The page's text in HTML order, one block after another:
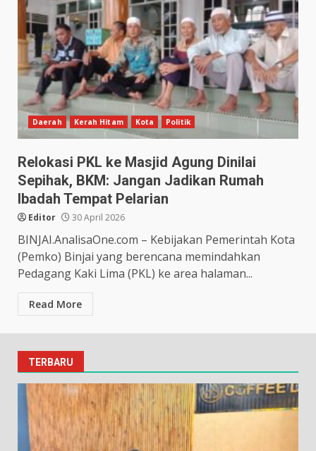
Daerah Kerah Hitam Kota Politik
Relokasi PKL ke Masjid Agung Dinilai
Sepihak, BKM: Jangan Jadikan Rumah
Ibadah Tempat Pelarian
Editor 30 April 2026
BINJAI.AnalisaOne.com – Kebijakan Pemerintah Kota
(Pemko) Binjai yang berencana memindahkan
Pedagang Kaki Lima (PKL) ke area halaman...
Read More
TERBARU